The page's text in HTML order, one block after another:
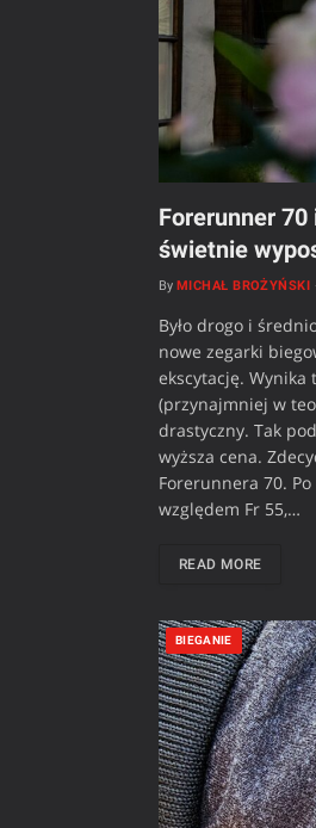
Forerunner
świetnie
By MICHAŁ BROŻYŃSKI
Było drogo i
nowe zegarki
ekscytację. Wynika
(przynajmniej w
drastyczny. Tak
wyższa cena.
Forerunnera 70.
względem Fr 55,…
READ MORE
BIEGANIE